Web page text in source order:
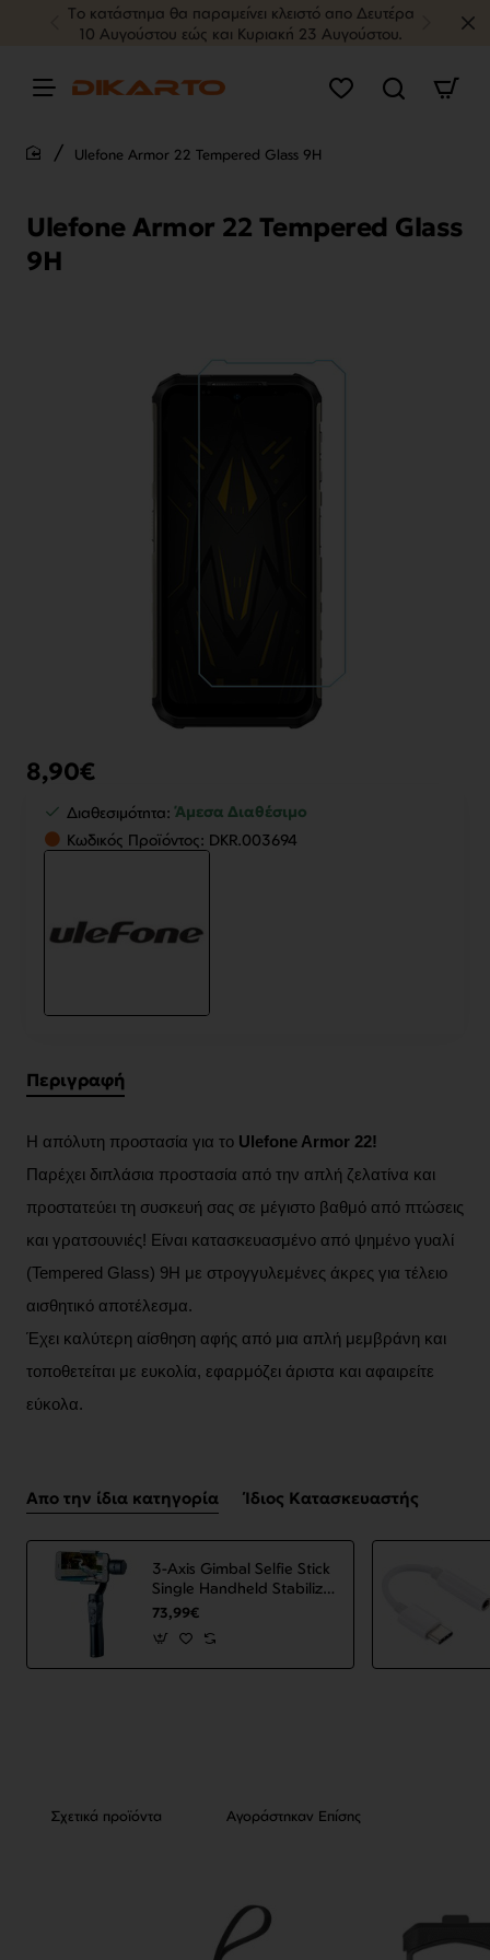
Tο κατάστημα θα παραμείνει κλειστό απο Δευτέρα
10 Αυγούστου εώς και Κυριακή 23 Αυγούστου.
Ulefone Armor 22 Tempered Glass
9H
Ulefone Armor 22 Tempered Glass 9H
8,90€
Διαθεσιμότητα: Άμεσα Διαθέσιμο
Κωδικός Προϊόντος: DKR.003694
Περιγραφή
Η απόλυτη προστασία για το Ulefone Armor 22!
Παρέχει διπλάσια προστασία από την απλή ζελατίνα και
προστατεύει τη συσκευή σας σε μέγιστο βαθμό από πτώσεις
και γρατσουνιές! Είναι κατασκευασμένο από ψημένο γυαλί
(Tempered Glass) 9H με στρογγυλεμένες άκρες για τέλειο
αισθητικό αποτέλεσμα.
Έχει καλύτερη αίσθηση αφής από μια απλή μεμβράνη και
τοποθετείται με ευκολία, εφαρμόζει άριστα και αφαιρείτε
εύκολα.
Απο την ίδια κατηγορία Ίδιος Κατασκευαστής
3-Axis Gimbal Selfie Stick
Single Handheld Stabilizer
for Phone Gimbal
ΟΕΜ
73,99€
Σχετικά προϊόντα Αγοράστηκαν Επίσης